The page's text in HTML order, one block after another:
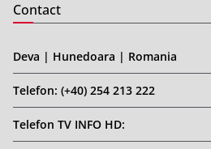
Contact
Deva | Hunedoara | Romania
Telefon: (+40) 254 213 222
Telefon TV INFO HD: